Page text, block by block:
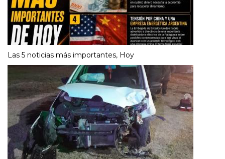
Las 5 noticias más importantes, Hoy